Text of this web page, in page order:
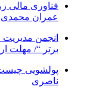
فناوری مالی
عمران محمدی
انجمن
برتر “/ مهلت ارسال
پولشویی
ناصری